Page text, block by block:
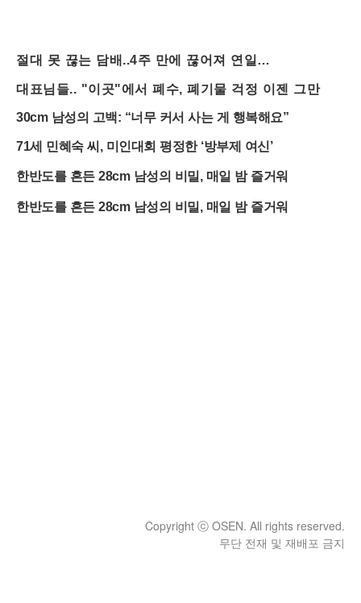
Copyright ⓒ OSEN. All rights reserved.
무단 전재 및 재배포 금지